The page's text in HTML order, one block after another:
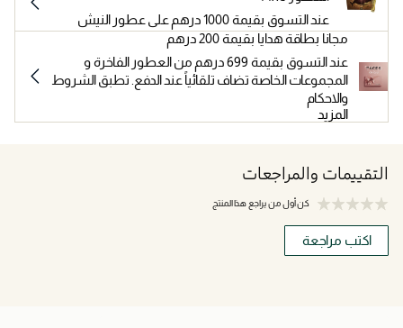
عند التسوق بقيمة 1000 درهم على عطور النيش
مجانا بطاقة هدايا بقيمة 200 درهم
عند التسوق بقيمة 699 درهم من العطور الفاخرة و
المجموعات الخاصة تضاف تلقائياً عند الدفع. تطبق الشروط
والاحكام
المزيد
التقييمات والمراجعات
كن أول من يراجع هذا المنتج
اكتب مراجعة